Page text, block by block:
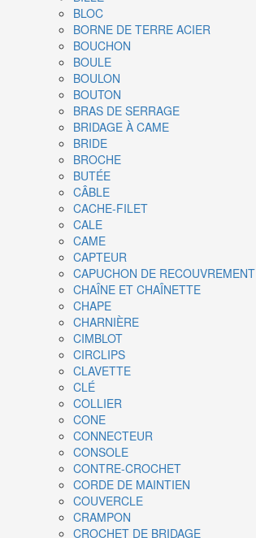
BLOC
BORNE DE TERRE ACIER
BOUCHON
BOULE
BOULON
BOUTON
BRAS DE SERRAGE
BRIDAGE À CAME
BRIDE
BROCHE
BUTÉE
CÂBLE
CACHE-FILET
CALE
CAME
CAPTEUR
CAPUCHON DE RECOUVREMENT
CHAÎNE ET CHAÎNETTE
CHAPE
CHARNIÈRE
CIMBLOT
CIRCLIPS
CLAVETTE
CLÉ
COLLIER
CONE
CONNECTEUR
CONSOLE
CONTRE-CROCHET
CORDE DE MAINTIEN
COUVERCLE
CRAMPON
CROCHET DE BRIDAGE